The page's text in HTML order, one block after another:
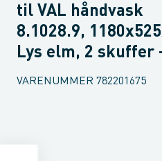
til VAL håndvask
8.1028.9,
Lys elm, 2 skuffer
VARENUMMER 782201675